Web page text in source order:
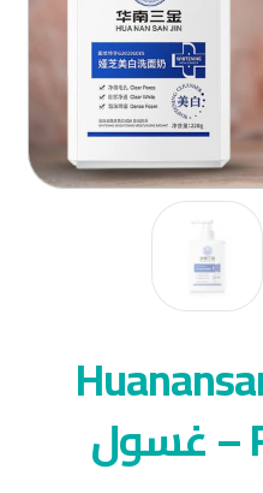
Facial Cleanser – غسول